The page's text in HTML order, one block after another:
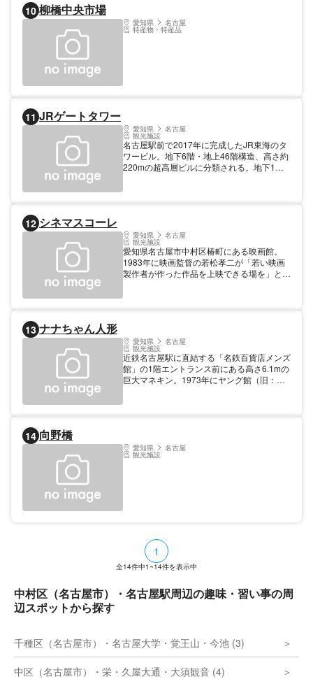
10 柳橋中央市場
愛知県 名古屋
特産物・特産品
11 JRゲートタワー
愛知県 名古屋
観光施設
名古屋駅前で2017年に完成したJR東海のタ
ワービル。地下6階・地上46階構造、高さ約
220mの超高層ビルに分類される。地下1階
階にレストラン街、それより上階はフィット
ネスやホテル、オフィスフロアなどが入る。
12 シネマスコーレ
愛知県 名古屋
観光施設
愛知県名古屋市中村区椿町にある映画館。
1983年に映画監督の若松孝二が「若い映画
製作者が作った作品を上映できる場を」とい
阜・三重3県下での出張上映も承っている
（16ミリ、35ミリ）。
13 ナナちゃん人形
愛知県 名古屋
観光施設
近鉄名古屋駅に直結する「名鉄百貨店メンズ
館」の1階エントランス前にある高さ6.1mの
巨大マネキン。1973年にヤング館（旧：名
ニメ・映画キャラクターとのコラボなど、季
節やトレンドに合わせて変化するナナちゃん
14 向野橋
愛知県 名古屋
観光施設
1
全14件中1~14件を表示中
中村区（名古屋市）・名古屋駅周辺の趣味・習い事の周
辺スポットから探す
千種区（名古屋市）・名古屋大学・覚王山・今池 (3)
中区（名古屋市）・栄・久屋大通・大須観音 (4)